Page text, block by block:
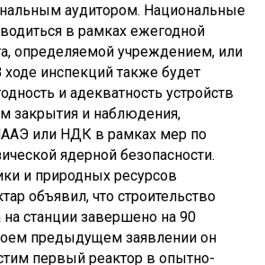
аудитором. Национальные
в рамках ежегодной
определяемой учреждением, или
инспекций также будет
и адекватность устройств
закрытия и наблюдения,
или НДК в рамках мер по
ядерной безопасности.
и природных ресурсов
​​объявил, что строительство
на станции завершено на 90
предыдущем заявлении он
первый реактор в опытно-